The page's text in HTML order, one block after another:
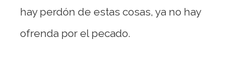
hay perdón de estas cosas, ya no hay
ofrenda por el pecado.